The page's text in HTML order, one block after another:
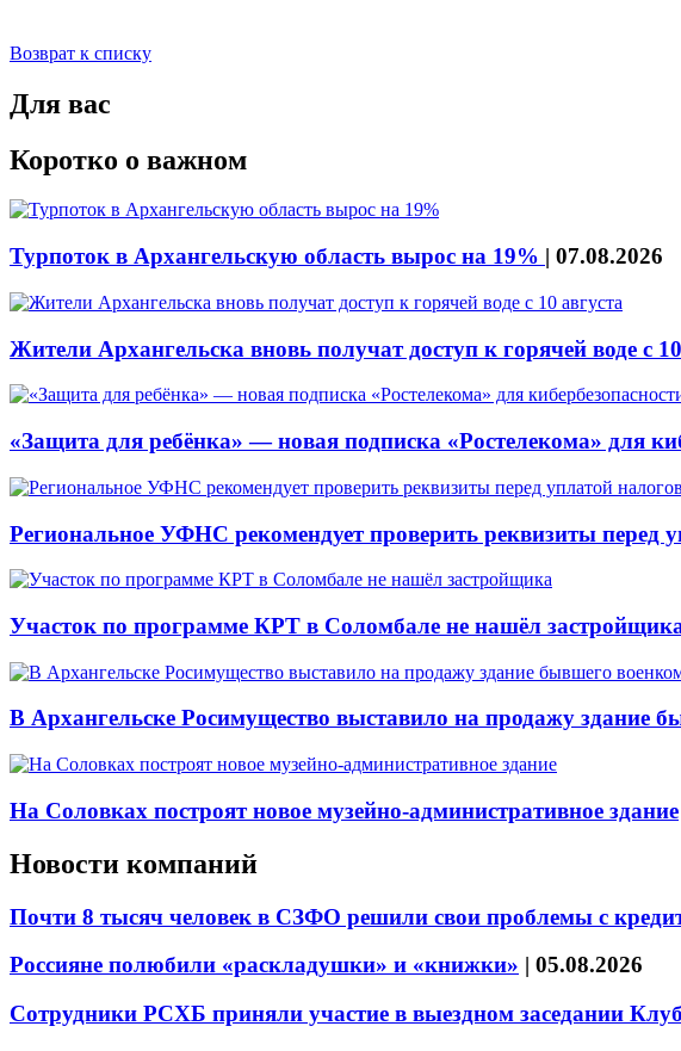
Возврат к списку
Для вас
Коротко о важном
Турпоток в Архангельскую область вырос на 19% | 07.08.2026
Жители Архангельска вновь получат доступ к горячей воде с 10
«Защита для ребёнка» — новая подписка «Ростелекома» для
Региональное УФНС рекомендует проверить реквизиты перед
Участок по программе КРТ в Соломбале не нашёл
В Архангельске Росимущество выставило на продажу здание
На Соловках построят новое музейно-административное здание
Новости компаний
Почти 8 тысяч человек в СЗФО решили свои проблемы с
Россияне полюбили «раскладушки» и «книжки» | 05.08.2026
Сотрудники РСХБ приняли участие в выездном заседании